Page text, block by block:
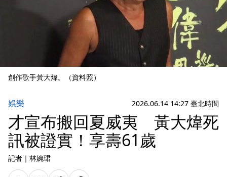
創作歌手黃大煒。（資料照）
娛樂 2026.06.14 14:27 臺北時間
才宣布搬回夏威夷 黃大煒死
訊被證實！享壽61歲
記者 ｜ 林婉珺